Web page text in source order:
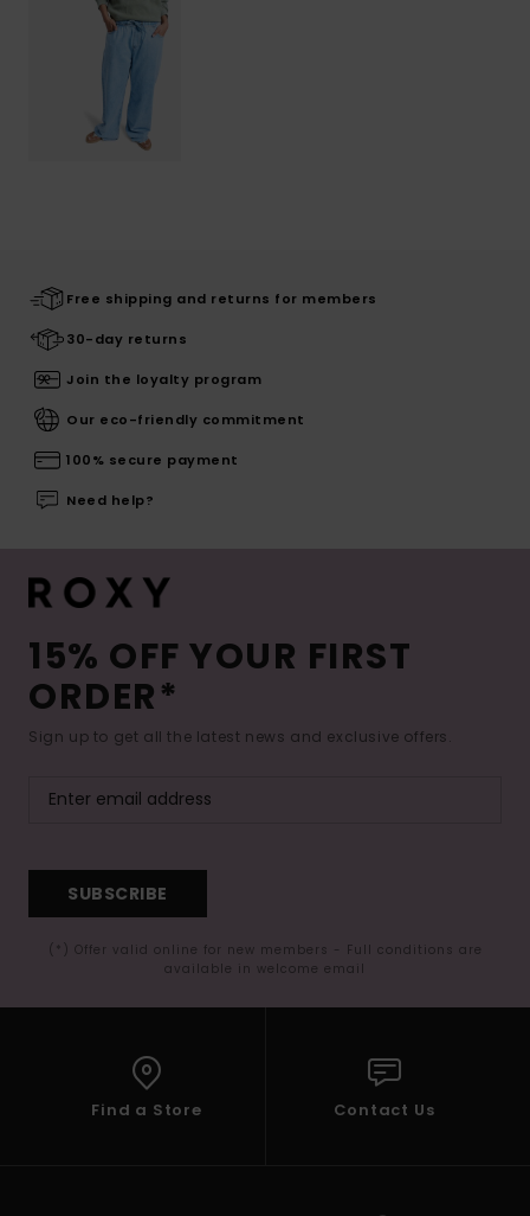
Free shipping and returns for members
30-day returns
Join the loyalty program
Our eco-friendly commitment
100% secure payment
Need help?
15% OFF YOUR FIRST
ORDER*
Sign up to get all the latest news and exclusive offers.
SUBSCRIBE
(*) Offer valid online for new members - Full conditions are
available in welcome email
Find a Store Contact Us